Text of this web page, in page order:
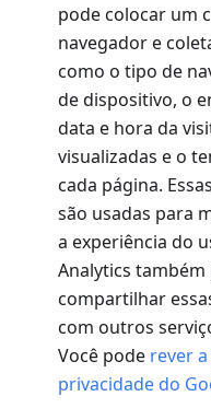
pode colocar um
navegador e
como o tipo de
de dispositivo, o
data e hora da
visualizadas e o
cada página.
são usadas para
a experiência do
Analytics também
compartilhar
com outros
Você pode rever
privacidade do